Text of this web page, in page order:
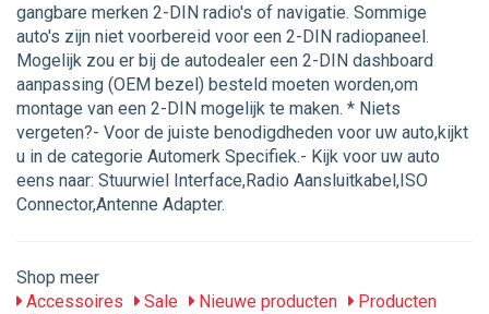
gangbare merken 2-DIN radio's of navigatie. Sommige
auto's zijn niet voorbereid voor een 2-DIN radiopaneel.
Mogelijk zou er bij de autodealer een 2-DIN dashboard
aanpassing (OEM bezel) besteld moeten worden,om
montage van een 2-DIN mogelijk te maken. * Niets
vergeten?- Voor de juiste benodigdheden voor uw auto,kijkt
u in de categorie Automerk Specifiek.- Kijk voor uw auto
eens naar: Stuurwiel Interface,Radio Aansluitkabel,ISO
Connector,Antenne Adapter.
Shop meer
Accessoires
Sale Nieuwe producten
Producten